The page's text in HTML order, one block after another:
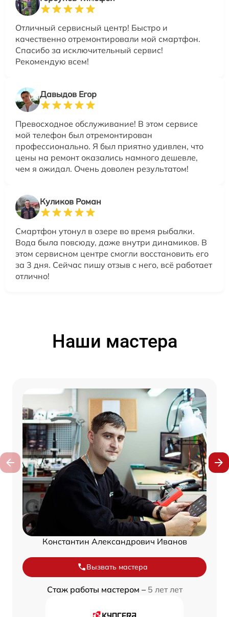
Отличный сервисный центр! Быстро и
качественно отремонтировали мой смартфон.
Спасибо за исключительный сервис!
Рекомендую всем!
Давыдов Егор
Превосходное обслуживание! В этом сервисе
мой телефон был отремонтирован
профессионально. Я был приятно удивлен, что
цены на ремонт оказались намного дешевле,
чем я ожидал. Очень доволен результатом!
Куликов Роман
Смартфон утонул в озере во время рыбалки.
Вода была повсюду, даже внутри динамиков. В
этом сервисном центре смогли восстановить его
за 3 дня. Сейчас пишу отзыв с него, всё работает
отлично!
Наши мастера
Константин Александрович Иванов
Вызвать мастера
Стаж работы мастером – 5 лет лет